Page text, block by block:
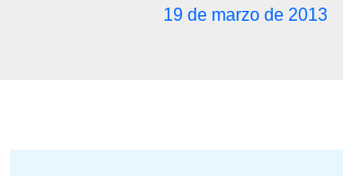
19 de marzo de 2013